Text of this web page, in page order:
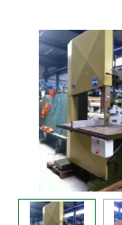
hoofdinhoud